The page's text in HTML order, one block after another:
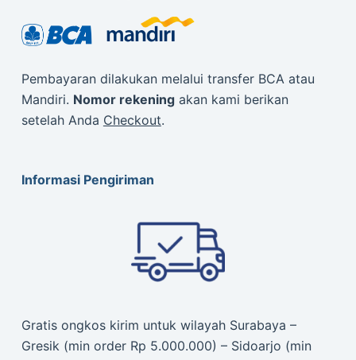
Pembayaran dilakukan melalui transfer BCA atau
Mandiri. Nomor rekeningakan kami berikan
setelah Anda Checkout.
Informasi Pengiriman
Gratis ongkos kirim untuk wilayah Surabaya –
Gresik (min order Rp 5.000.000) – Sidoarjo (min